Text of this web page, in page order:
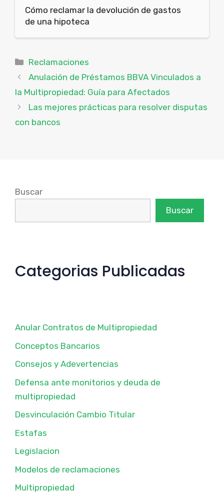
Cómo reclamar la devolución de gastos
de una hipoteca
Categorías
Reclamaciones
Anulación de Préstamos BBVA Vinculados a
la Multipropiedad: Guía para Afectados
Las mejores prácticas para resolver disputas
con bancos
Buscar
Buscar
Categorias Publicadas
Anular Contratos de Multipropiedad
Conceptos Bancarios
Consejos y Adevertencias
Defensa ante monitorios y deuda de
multipropiedad
Desvinculación Cambio Titular
Estafas
Legislacion
Modelos de reclamaciones
Multipropiedad